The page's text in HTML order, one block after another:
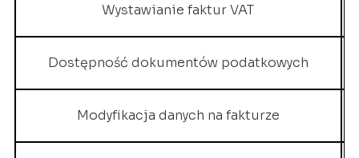
Wystawianie faktur VAT
Dostępność dokumentów podatkowych
Modyfikacja danych na fakturze